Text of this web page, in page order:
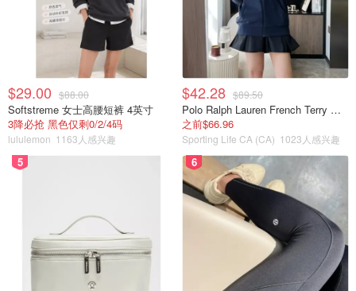
$29.00 $88.00
Softstreme 女士高腰短裤 4英寸
3降必抢 黑色仅剩0/2/4码
lululemon 1163人感兴趣
$42.28 $89.50
Polo Ralph Lauren French Terry 女童连帽卫衣 7-16码
之前$66.96
Sporting Life CA (CA) 1023人感兴趣
5 6